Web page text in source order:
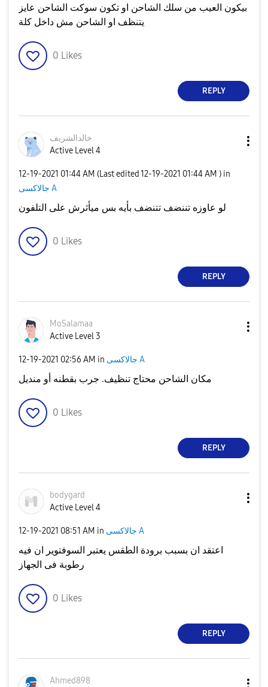
بيكون العيب من سلك الشاحن او تكون سوكت الشاحن عايز
يتنظف او الشاحن مش داخل كلة
0 Likes
REPLY
خالدالشريف
Active Level 4
‎12-19-2021 01:44 AM (Last edited ‎12-19-2021 01:44 AM ) in
جالاكسى A
لو عاوزه تننضف تتنضف بأيه بس ميأثرش على التلفون
0 Likes
REPLY
MoSalamaa
Active Level 3
‎12-19-2021 02:56 AM in جالاكسى A
مكان الشاحن محتاج تنظيف. جرب بقطنه أو منديل
0 Likes
REPLY
bodygard
Active Level 4
‎12-19-2021 08:51 AM in جالاكسى A
اعتقد ان بسبب برودة الطقس يعتبر السوفتوير ان فيه
رطوبة فى الجهاز
0 Likes
REPLY
Ahmed898